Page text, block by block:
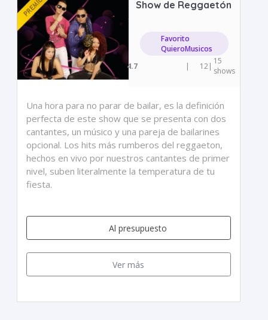
Show de Reggaetón
Favorito
QuieroMusicos
4.7
| 12| 15
shows
Una hora para no parar de bailar, es la definición
perfecta de este show que se presenta con dos
cantantes, un músico y una pareja de bailarines
opcional. Los hits más rumberos del reggaeton,
hechos en vivo por nuestros cantantes de primer
nivel, suben literalmente la temperatura de tu
fiesta.
Al presupuesto
Ver más